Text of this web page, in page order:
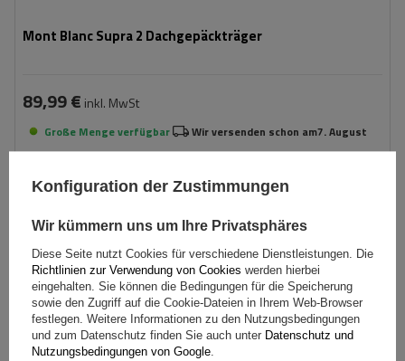
Mont Blanc Supra 2 Dachgepäckträger
89,99 € inkl. MwSt
Große Menge verfügbar Wir versenden schon am7. August
Warenkorb
Konfiguration der Zustimmungen
Wir kümmern uns um Ihre Privatsphäres
Diese Seite nutzt Cookies für verschiedene Dienstleistungen. Die
Richtlinien zur Verwendung von Cookies werden hierbei
eingehalten. Sie können die Bedingungen für die Speicherung
sowie den Zugriff auf die Cookie-Dateien in Ihrem Web-Browser
festlegen. Weitere Informationen zu den Nutzungsbedingungen
und zum Datenschutz finden Sie auch unter Datenschutz und
Nutzungsbedingungen von Google.